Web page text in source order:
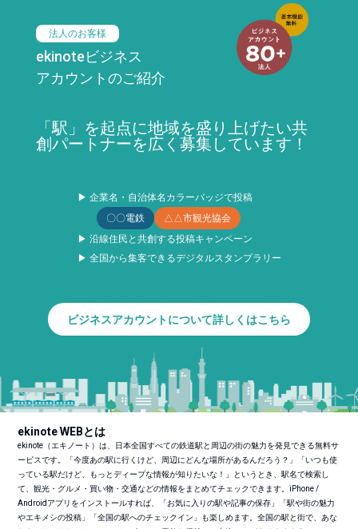
法人のお客様
ekinoteビジネス
アカウントのご紹介
「駅」を起点に地域を盛り上げたい共
創パートナーを広く募集しています！
▶ 企業名・自治体名カラーバッジで投稿
〇〇電鉄
△△市観光協会
▶ 沿線住民と共創する投稿キャンペーン
▶ 全国から集客できるデジタルスタンプラリー
ビジネスアカウントについて詳しくはこちら
ekinote WEBとは
ekinote（エキノート）は、日本全国すべての鉄道駅と周辺の街の魅力を発見できる無料サ
ービスです。「今度あの駅に行くけど、周辺にどんな場所があるんだろう？」「いつも使
っている駅だけど、もっとディープな情報が知りたいな！」というとき、駅名で検索し
て、観光・グルメ・買い物・交通などの情報をまとめてチェックできます。iPhone /
Androidアプリをインストールすれば、「お気に入りの駅や記事の保存」「駅や街の魅力
やエキメシの投稿」「全国の駅へのチェックイン」も楽しめます。全国の駅と街で、あな